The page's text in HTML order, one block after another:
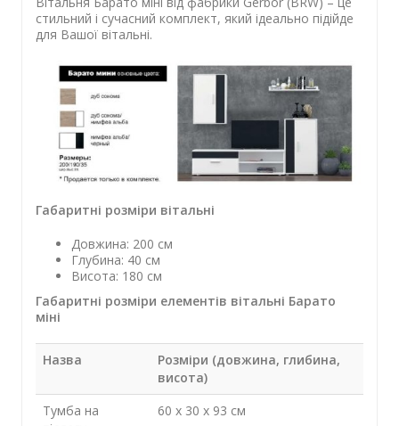
стильний і сучасний комплект, який ідеально підійде
для Вашої вітальні.
Габаритні розміри вітальні
Довжина: 200 см
Глубина: 40 см
Висота: 180 см
Габаритні розміри елементів вітальні Барато
міні
Назва
Розміри (довжина, глибина,
висота)
Тумба на
60 х 30 х 93 см